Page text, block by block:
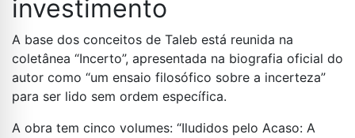
investimento
A base dos conceitos de Taleb está reunida na
coletânea “Incerto”, apresentada na biografia oficial do
autor como “um ensaio filosófico sobre a incerteza”
para ser lido sem ordem específica.
A obra tem cinco volumes: “Iludidos pelo Acaso: A